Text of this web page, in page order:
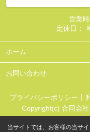
営業時
定休日：
ホーム
お問い合わせ
プライバシーポリシー
Copyright(c) 合同会
当サイトでは、お客様の当サ